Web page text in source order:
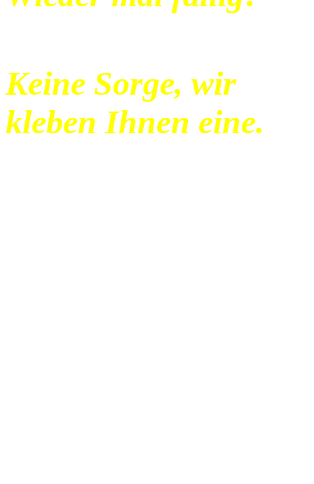
Keine Sorge, wir
kleben Ihnen eine.